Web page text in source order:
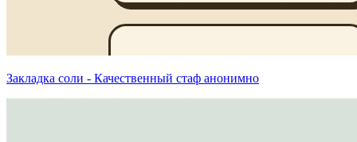
Закладка соли - Качественный стаф анонимно